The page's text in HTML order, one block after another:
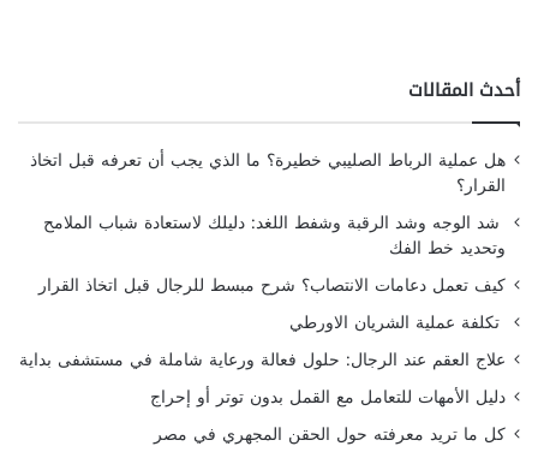
أحدث المقالات
هل عملية الرباط الصليبي خطيرة؟ ما الذي يجب أن تعرفه قبل اتخاذ
القرار؟
شد الوجه وشد الرقبة وشفط اللغد: دليلك لاستعادة شباب الملامح
وتحديد خط الفك
كيف تعمل دعامات الانتصاب؟ شرح مبسط للرجال قبل اتخاذ القرار
تكلفة عملية الشريان الاورطي
علاج العقم عند الرجال: حلول فعالة ورعاية شاملة في مستشفى بداية
دليل الأمهات للتعامل مع القمل بدون توتر أو إحراج
كل ما تريد معرفته حول الحقن المجهري في مصر